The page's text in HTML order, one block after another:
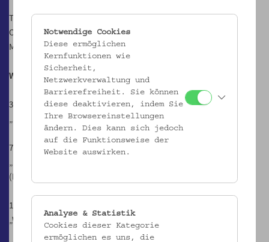
Teilnahme kostenlos
Ohne Anmeldung
Mit Spielbereich für Kleinkinder
Workshops
30.11.2019, ab 15.00 Uhr
„Spielend in Bewegung“ (Thomas Kuhnert)
7.12.2019, 14.00 und 15.15 Uhr
„Der verschmutzte Teich“. Puppentheater Kasperl und die Klimafee
(Michaela Hauer)
14.12.2019, 14.30, 15.30 und 16.30 Uhr
„Werde kreativ!“ Analog Projekt (Fabian Knöbl)
Notwendige Cookies
Diese ermöglichen
Kernfunktionen wie
Sicherheit,
Netzwerkverwaltung und
Barrierefreiheit. Sie können
diese deaktivieren, indem Sie
Ihre Browsereinstellungen
ändern. Dies kann sich jedoch
auf die Funktionsweise der
Website auswirken.
Analyse & Statistik
Cookies dieser Kategorie
ermöglichen es uns, die